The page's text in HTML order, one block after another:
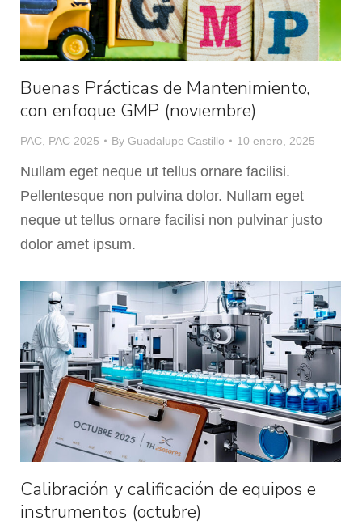
Buenas Prácticas de Mantenimiento,
con enfoque GMP (noviembre)
PAC PAC 2025 By Guadalupe Castillo 10 enero, 2025
Nullam eget neque ut tellus ornare facilisi.
Pellentesque non pulvina dolor. Nullam eget
neque ut tellus ornare facilisi non pulvinar justo
dolor amet ipsum.
Calibración y calificación de equipos e
instrumentos (octubre)